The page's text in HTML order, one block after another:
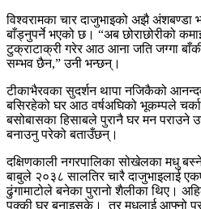
विश्वरामका चार दाजुभाइको अझै अंशबण्डा
बाँड्नुपर्ने भएको छ। “अब छोराछोरीको
टुक्राटाक्री गरेर आठ आना जति जग्गा
सम्भव छैन,” उनी भन्छन्।
टीकाभैरवका सुदर्शन थापा नजिकैको
बसिरहेको घर आठ वर्षअघिको भूकम्पले
बसोबासका हिसाबले पुरानै घर मन
बनाउनु परेको बताउँछन्।
दक्षिणकाली नगरपालिका सोखेलका मधु
बाबुले २०३८ सालतिर चारै दाजुभाइलाई
ढुंगामाटोले बनेका पुरानो शैलीका थिए।
पक्की घर बनाइसके। तर मधुलाई आफ्नो